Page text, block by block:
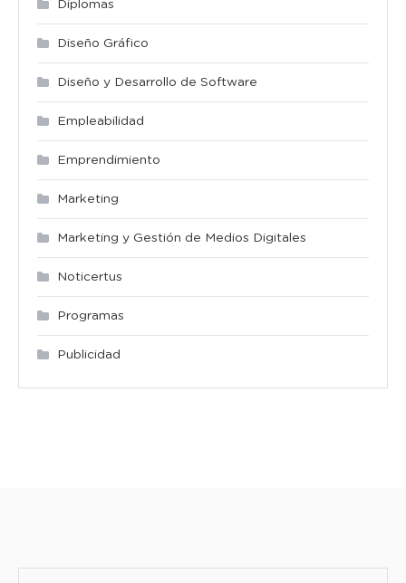
Diplomas
Diseño Gráfico
Diseño y Desarrollo de Software
Empleabilidad
Emprendimiento
Marketing
Marketing y Gestión de Medios Digitales
Noticertus
Programas
Publicidad